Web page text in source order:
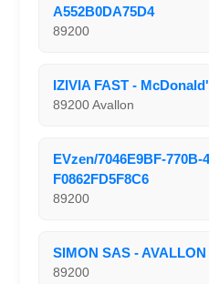
A552B0DA75D4
89200
IZIVIA FAST -
89200 Avallon
EVzen/7046E9BF-770B-
F0862FD5F8C6
89200
SIMON SAS - AVALLON
89200